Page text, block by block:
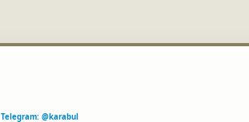
Telegram: @karabul